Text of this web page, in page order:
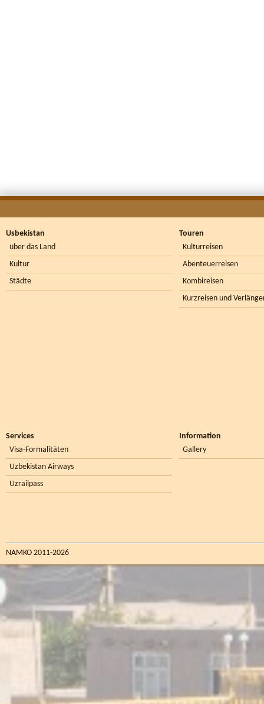
Usbekistan
über das Land
Kultur
Städte
Touren
Kulturreisen
Abenteuerreisen
Kombireisen
Kurzreisen und
Services
Visa-Formalitäten
Uzbekistan Airways
Uzrailpass
Information
Gallery
NAMKO 2011-2026